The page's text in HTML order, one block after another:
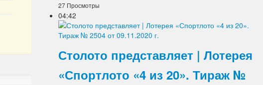
27 Просмотры
04:42
Столото представляет | Лотерея
«Спортлото «4 из 20». Тираж №